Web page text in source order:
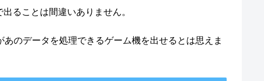
ることは間違いありません。
のデータを処理できるゲーム機を出せるとは思えま